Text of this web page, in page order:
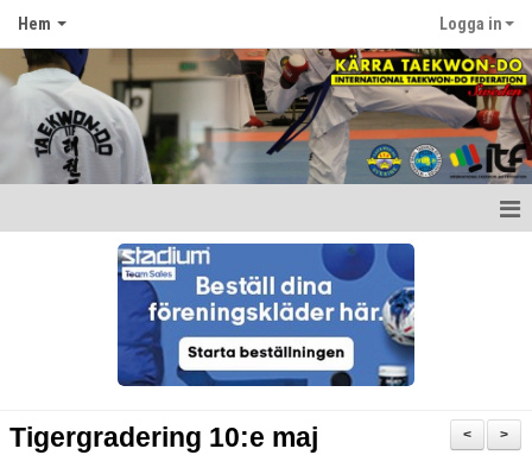
Hem Logga in
>
<
Tigergradering 10:e maj